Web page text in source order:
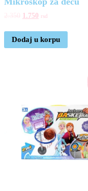
1.750 rsd
Dodaj u korpu